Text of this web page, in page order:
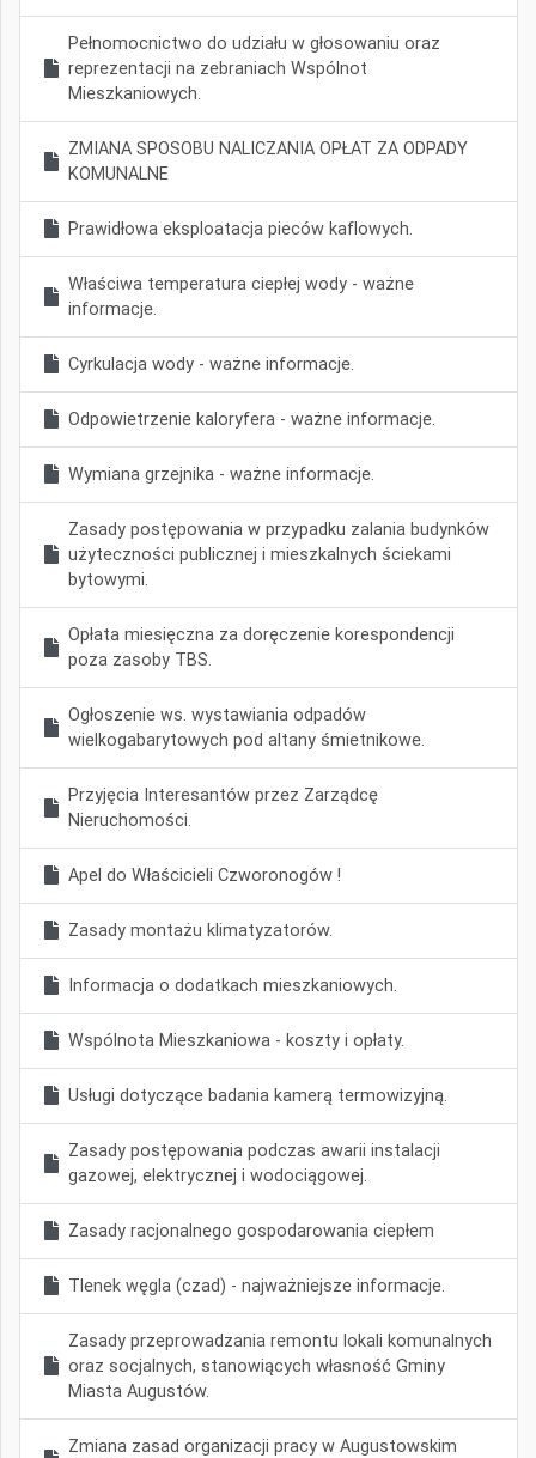
Pełnomocnictwo do udziału w głosowaniu oraz
reprezentacji na zebraniach Wspólnot
Mieszkaniowych.
ZMIANA SPOSOBU NALICZANIA OPŁAT ZA ODPADY
KOMUNALNE
Prawidłowa eksploatacja pieców kaflowych.
Właściwa temperatura ciepłej wody - ważne
informacje.
Cyrkulacja wody - ważne informacje.
Odpowietrzenie kaloryfera - ważne informacje.
Wymiana grzejnika - ważne informacje.
Zasady postępowania w przypadku zalania budynków
użyteczności publicznej i mieszkalnych ściekami
bytowymi.
Opłata miesięczna za doręczenie korespondencji
poza zasoby TBS.
Ogłoszenie ws. wystawiania odpadów
wielkogabarytowych pod altany śmietnikowe.
Przyjęcia Interesantów przez Zarządcę
Nieruchomości.
Apel do Właścicieli Czworonogów !
Zasady montażu klimatyzatorów.
Informacja o dodatkach mieszkaniowych.
Wspólnota Mieszkaniowa - koszty i opłaty.
Usługi dotyczące badania kamerą termowizyjną.
Zasady postępowania podczas awarii instalacji
gazowej, elektrycznej i wodociągowej.
Zasady racjonalnego gospodarowania ciepłem
Tlenek węgla (czad) - najważniejsze informacje.
Zasady przeprowadzania remontu lokali komunalnych
oraz socjalnych, stanowiących własność Gminy
Miasta Augustów.
Zmiana zasad organizacji pracy w Augustowskim